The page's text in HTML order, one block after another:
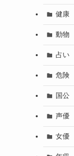
健康
動物
占い
危険
国公
声優
女優